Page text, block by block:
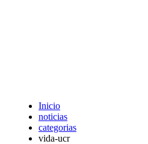
Inicio
noticias
categorias
vida-ucr